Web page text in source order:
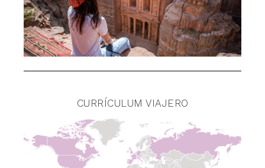
CURRÍCULUM VIAJERO